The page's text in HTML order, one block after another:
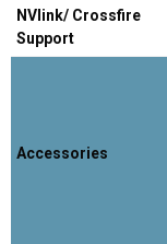
NVlink/ Crossfire
Support
Accessories